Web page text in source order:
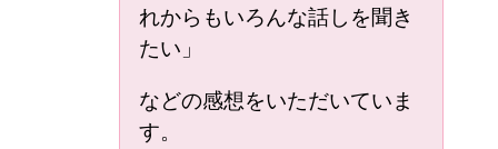
れからもいろんな話しを聞き
たい」
などの感想をいただいていま
す。